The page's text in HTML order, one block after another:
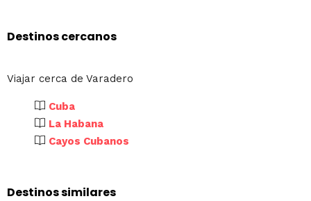
Destinos cercanos
Viajar cerca de Varadero
Cuba
La Habana
Cayos Cubanos
Destinos similares